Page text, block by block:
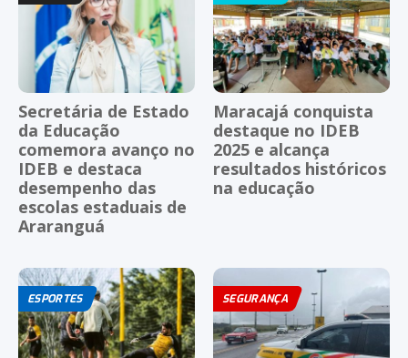
Secretária de Estado
da Educação
comemora avanço no
IDEB e destaca
desempenho das
escolas estaduais de
Araranguá
Maracajá conquista
destaque no IDEB
2025 e alcança
resultados históricos
na educação
ESPORTES SEGURANÇA